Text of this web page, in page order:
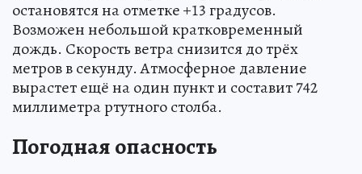
остановятся на отметке +13 градусов.
Возможен небольшой кратковременный
дождь. Скорость ветра снизится до трёх
метров в секунду. Атмосферное давление
вырастет ещё на один пункт и составит 742
миллиметра ртутного столба.
Погодная опасность